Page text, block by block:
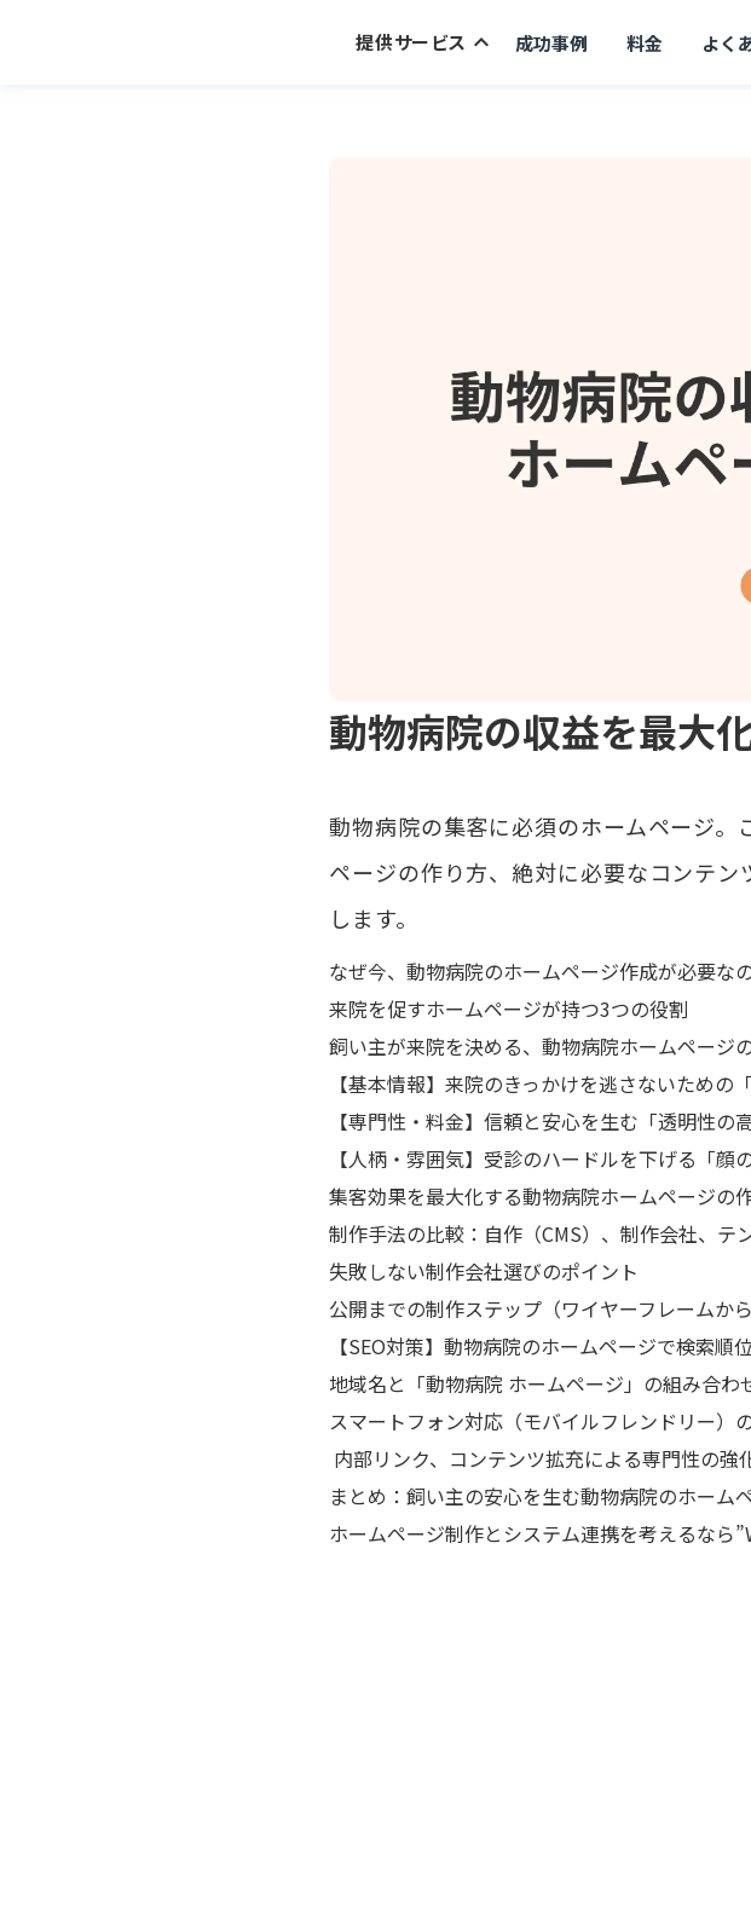
動物病院の収益を最大
動物病院の集客に必須のホームページ
ページの作り方、絶対に必要なコンテ
します。
なぜ今、動物病院のホームページ作成が必要な
来院を促すホームページが持つ3つの役割
飼い主が来院を決める、動物病院ホームページ
【基本情報】来院のきっかけを逃さないための
【専門性・料金】信頼と安心を生む「透明性の
【人柄・雰囲気】受診のハードルを下げる「顔
集客効果を最大化する動物病院ホームページの
制作手法の比較：自作（CMS）、制作会社、テ
失敗しない制作会社選びのポイント
公開までの制作ステップ（ワイヤーフレームから
【SEO対策】動物病院のホームページで検索順
地域名と「動物病院 ホームページ」の組み合わ
スマートフォン対応（モバイルフレンドリー）
内部リンク、コンテンツ拡充による専門性の強
まとめ：飼い主の安心を生む動物病院のホーム
ホームページ制作とシステム連携を考えるなら
提供サービス keyboard_arrow_up 成功事例 料金 よく